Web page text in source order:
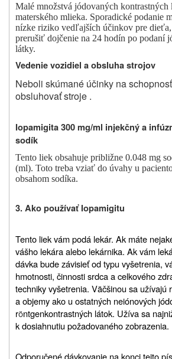
Malé množstvá jódovaných
materského mlieka. Sporadické podanie
nízke riziko vedľajších účinkov pre dieťa,
prerušiť dojčenie na 24 hodín po podaní
látky.
Vedenie vozidiel a obsluha strojov
Neboli skúmané účinky na
obsluhovať stroje .
Iopamigita 300 mg/ml injekčný a
sodík
Tento liek obsahuje približne 0.048 mg
(ml). Toto treba vziať do úvahy u
obsahom sodíka.
3. Ako používať Iopamigitu
Tento liek vám podá lekár. Ak máte
vášho lekára alebo lekárnika. Ak vám
dávka bude závisieť od typu vyšetrenia,
hmotnosti, činnosti srdca a celkového
techniky vyšetrenia. Väčšinou sa užívajú
a objemy ako u ostatných neiónových
röntgenkontrastných látok. Užíva sa
k dosiahnutiu požadovaného zobrazenia.
Odporučené dávkovanie na konci tejto